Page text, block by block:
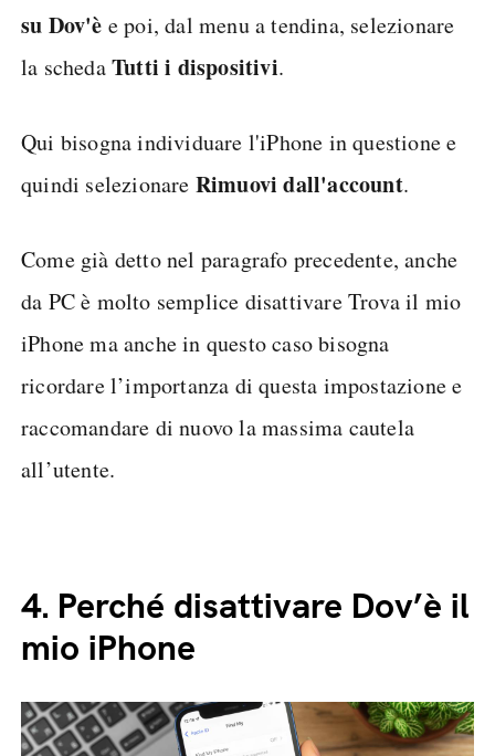
su Dov'è e poi, dal menu a tendina, selezionare
la schedaTutti i dispositivi.
Qui bisogna individuare l'iPhone in questione e
quindi selezionare Rimuovi dall'account.
Come già detto nel paragrafo precedente, anche
da PC è molto semplice disattivare Trova il mio
iPhone ma anche in questo caso bisogna
ricordare l’importanza di questa impostazione e
raccomandare di nuovo la massima cautela
all’utente.
4. Perché disattivare Dov’è il
mio iPhone